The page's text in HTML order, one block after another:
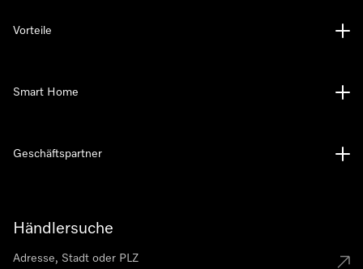
Händlersuche
Vorteile
Smart Home
Geschäftspartner